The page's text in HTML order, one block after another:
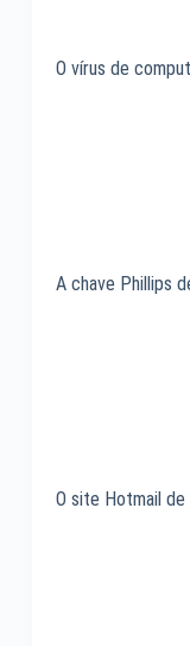
O vírus de
A chave Phillips
O site Hotmail de